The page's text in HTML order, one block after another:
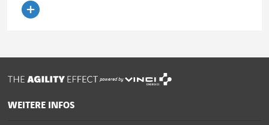
powered by
WEITERE INFOS